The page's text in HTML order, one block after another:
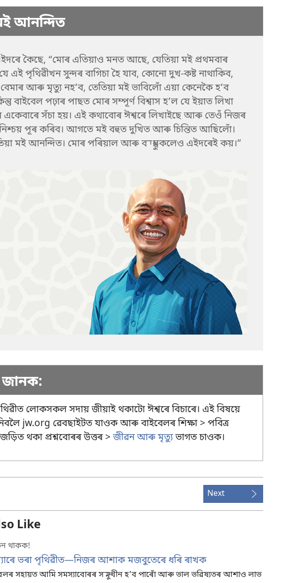
আনন্দিত
কৈছে, “মোৰ এতিয়াও মনত আছে, যেতিয়া মই প্ৰথমবাৰ
এই পৃথিৱীখন সুন্দৰ বাগিচা হৈ যাব, কোনো দুখ-কষ্ট নাথাকিব,
আৰু মৃত্যু নহʼব, তেতিয়া মই ভাবিলোঁ এয়া কেনেকৈ হʼব
বাইবেল পঢ়াৰ পাছত মোৰ সম্পূৰ্ণ বিশ্বাস হʼল যে ইয়াত লিখা
সঁচা হয়। এই কথাবোৰ ঈশ্বৰে লিখাইছে আৰু তেওঁ নিজৰ
নিশ্চয় পূৰ কৰিব। আগতে মই বহুত দুখিত আৰু চিন্তিত আছিলোঁ।
মই আনন্দিত। মোৰ পৰিয়াল আৰু বন্ধুসকলেও এইদৰেই কয়।”
জানক:
লোকসকল সদায় জীয়াই থকাটো ঈশ্বৰে বিচাৰে। এই বিষয়ে
jw.org ৱেবছাইটত যাওক আৰু বাইবেলৰ শিক্ষা > পবিত্ৰ
জড়িত থকা প্ৰশ্নবোৰৰ উত্তৰ >জীৱন আৰু মৃত্যুভাগত চাওক।
Next
Like
থাকক!
ভৰা পৃথিৱীত—নিজৰ আশাক মজবুতেৰে ধৰি ৰাখক
সহায়ত আমি সমস্যাবোৰৰ সন্মুখীন হʼব পাৰোঁ আৰু ভাল ভৱিষ্যতৰ আশাও লাভ